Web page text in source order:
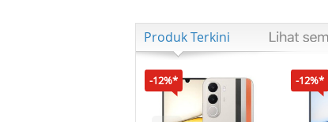
Produk Terkini
-12%* -12%*